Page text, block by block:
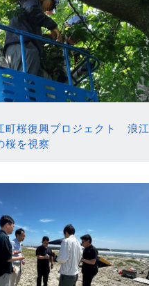
町桜復興プロジェクト 浪江
桜を視察